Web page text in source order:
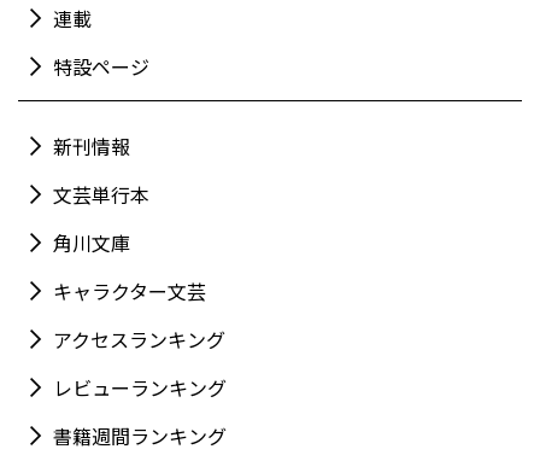
連載
特設ページ
新刊情報
文芸単行本
角川文庫
キャラクター文芸
アクセスランキング
レビューランキング
書籍週間ランキング